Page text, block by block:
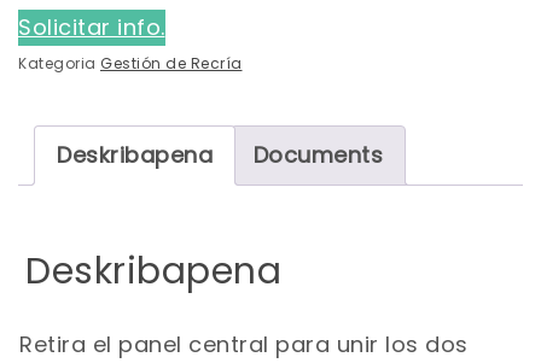
Solicitar info.
Kategoria Gestión de Recría
Deskribapena Documents
Deskribapena
Retira el panel central para unir los dos